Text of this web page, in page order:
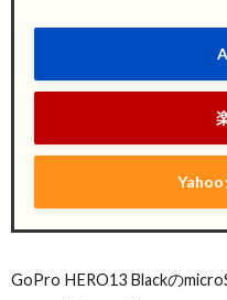
Yahoo
GoPro HERO13 Blackの